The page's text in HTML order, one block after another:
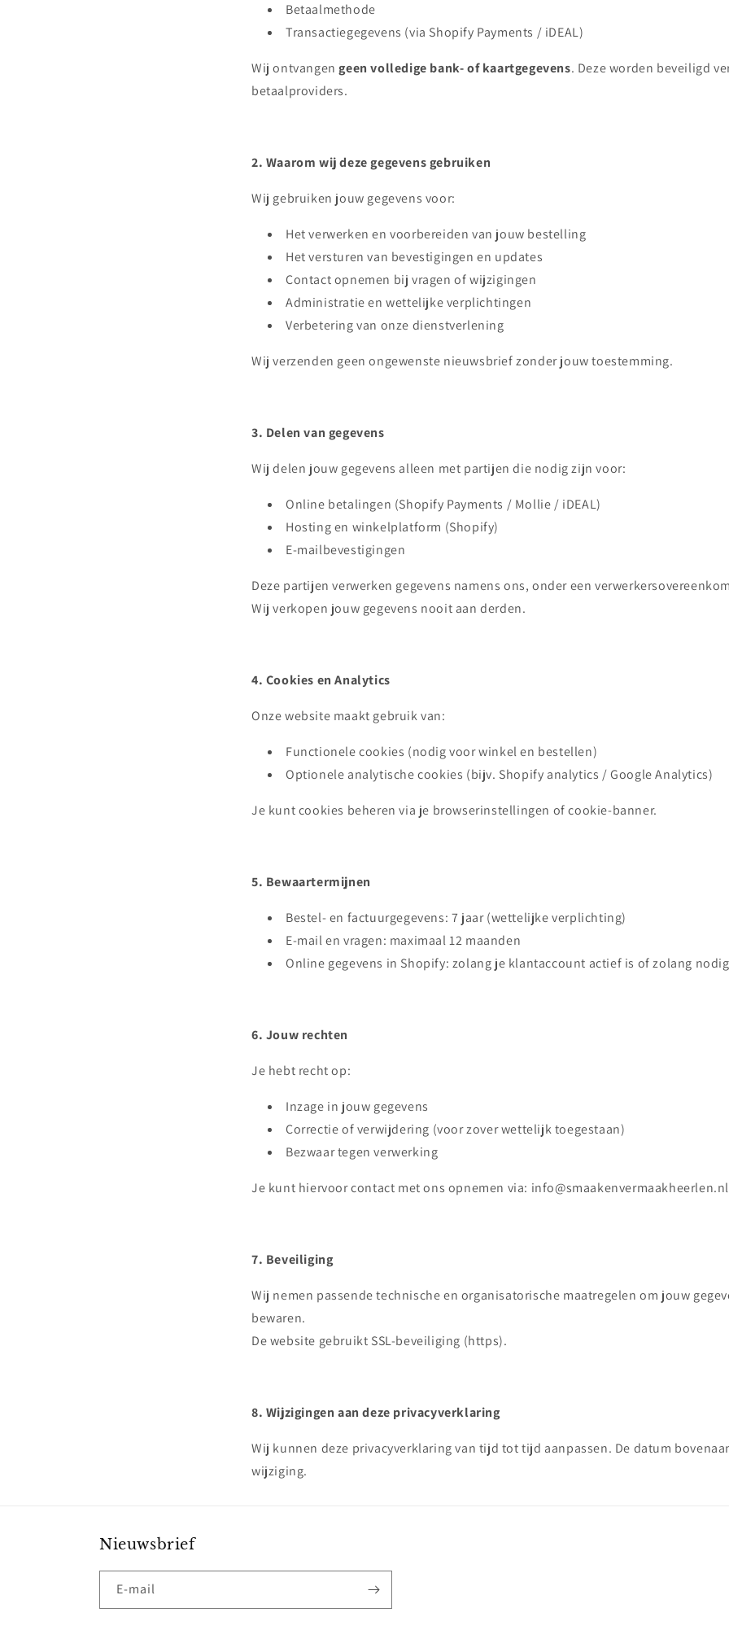
Betaalmethode
Transactiegegevens (via Shopify Payments / iDEAL)
Wij ontvangengeen volledige bank- of kaartgegevens. Deze worden beveiligd
betaalproviders.
2. Waarom wij deze gegevens gebruiken
Wij gebruiken jouw gegevens voor:
Het verwerken en voorbereiden van jouw bestelling
Het versturen van bevestigingen en updates
Contact opnemen bij vragen of wijzigingen
Administratie en wettelijke verplichtingen
Verbetering van onze dienstverlening
Wij verzenden geen ongewenste nieuwsbrief zonder jouw toestemming.
3. Delen van gegevens
Wij delen jouw gegevens alleen met partijen die nodig zijn voor:
Online betalingen (Shopify Payments / Mollie / iDEAL)
Hosting en winkelplatform (Shopify)
E-mailbevestigingen
Deze partijen verwerken gegevens namens ons, onder een
Wij verkopen jouw gegevens nooit aan derden.
4. Cookies en Analytics
Onze website maakt gebruik van:
Functionele cookies (nodig voor winkel en bestellen)
Optionele analytische cookies (bijv. Shopify analytics / Google Analytics)
Je kunt cookies beheren via je browserinstellingen of cookie-banner.
5. Bewaartermijnen
Bestel- en factuurgegevens: 7 jaar (wettelijke verplichting)
E-mail en vragen: maximaal 12 maanden
Online gegevens in Shopify: zolang je klantaccount actief is of zolang
6. Jouw rechten
Je hebt recht op:
Inzage in jouw gegevens
Correctie of verwijdering (voor zover wettelijk toegestaan)
Bezwaar tegen verwerking
Je kunt hiervoor contact met ons opnemen via: info@smaakenvermaakheerlen.nl
7. Beveiliging
Wij nemen passende technische en organisatorische maatregelen om jouw
bewaren.
De website gebruikt SSL-beveiliging (https).
8. Wijzigingen aan deze privacyverklaring
Wij kunnen deze privacyverklaring van tijd tot tijd aanpassen. De datum
wijziging.
Nieuwsbrief
E‑mail